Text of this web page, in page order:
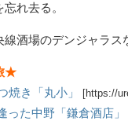
れ去る。
酒場のデンジャラス
★
焼き「丸小」 [https://
った中野「鎌倉酒店」